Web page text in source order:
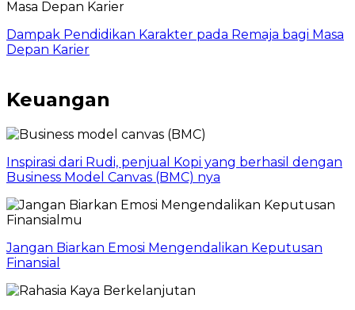
Dampak Pendidikan Karakter pada Remaja bagi Masa
Depan Karier
Keuangan
Inspirasi dari Rudi, penjual Kopi yang berhasil dengan
Business Model Canvas (BMC) nya
Jangan Biarkan Emosi Mengendalikan Keputusan
Finansial